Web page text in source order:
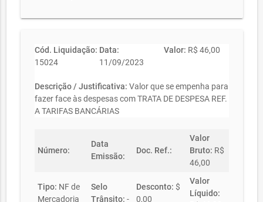
Cód. Liquidação:
15024
Data:
11/09/2023
Valor: R$ 46,00
Descrição / Justificativa: Valor que se empenha para
fazer face às despesas com TRATA DE DESPESA REF.
A TARIFAS BANCÁRIAS
Número:
Data
Emissão:
Doc. Ref.:
Valor
Bruto: R$
46,00
Tipo: NF de
Mercadoria
Selo
Trânsito: -
Desconto: $
0,00
Valor
Líquido: